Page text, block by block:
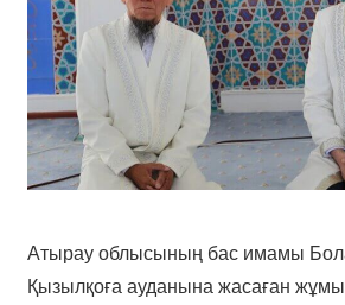
Атырау облысының бас имамы
Қызылқоға ауданына жасаған